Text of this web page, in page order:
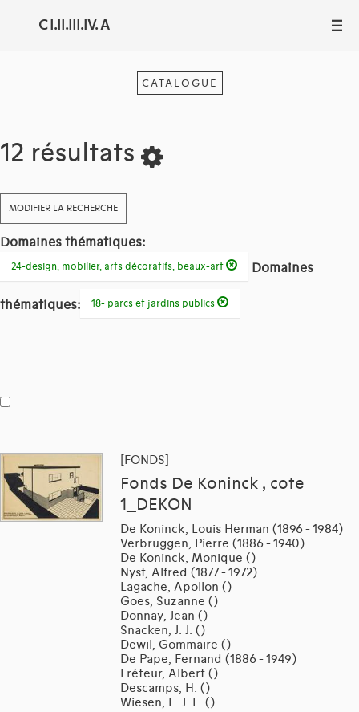
C I.II.III.IV. A III
CATALOGUE
12 résultats
MODIFIER LA RECHERCHE
Domaines thématiques:
24-design, mobilier, arts décoratifs, beaux-art Domaines
thématiques: 18- parcs et jardins publics
[FONDS]
Fonds De Koninck , cote
1_DEKON
De Koninck, Louis Herman (1896 - 1984)
Verbruggen, Pierre (1886 - 1940)
De Koninck, Monique ()
Nyst, Alfred (1877 - 1972)
Lagache, Apollon ()
Goes, Suzanne ()
Donnay, Jean ()
Snacken, J. J. ()
Dewil, Gommaire ()
De Pape, Fernand (1886 - 1949)
Fréteur, Albert ()
Descamps, H. ()
Wiesen, E. J. L. ()